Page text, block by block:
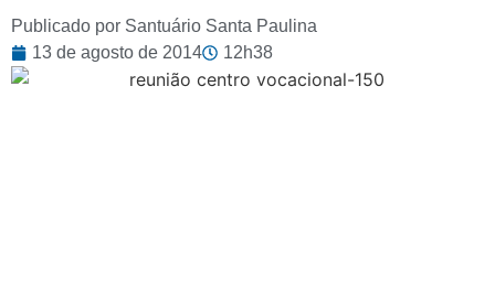
Publicado por Santuário Santa Paulina
13 de agosto de 2014
12h38